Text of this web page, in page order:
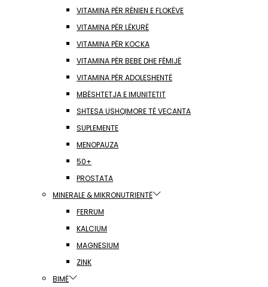
VITAMINA PËR RËNIEN E FLOKËVE
VITAMINA PËR LËKURË
VITAMINA PËR KOCKA
VITAMINA PËR BEBE DHE FËMIJË
VITAMINA PËR ADOLESHENTË
MBËSHTETJA E IMUNITETIT
SHTESA USHQIMORE TË VECANTA
SUPLEMENTE
MENOPAUZA
50+
PROSTATA
MINERALE & MIKRONUTRIENTË
FERRUM
KALCIUM
MAGNESIUM
ZINK
BIMË